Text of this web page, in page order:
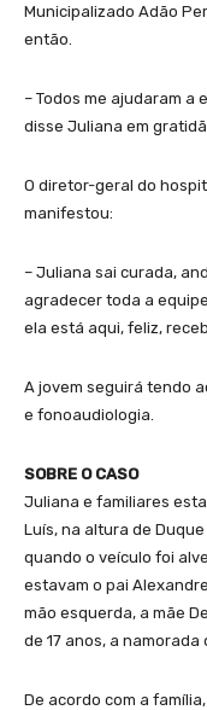
Municipalizado Adão
então.
– Todos me ajudaram a
disse Juliana em
O diretor-geral do
manifestou:
– Juliana sai curada,
agradecer toda a
ela está aqui, feliz,
A jovem seguirá tendo
e fonoaudiologia.
SOBRE O CASO
Juliana e familiares
Luís, na altura de
quando o veículo foi
estavam o pai
mão esquerda, a mãe
de 17 anos, a namorada
De acordo com a